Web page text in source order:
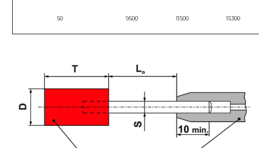
50 9500 11500 15300